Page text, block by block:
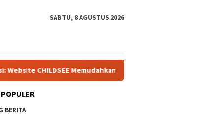
SABTU, 8 AGUSTUS 2026
Guru SD Negeri Bantargebang III dalam Identifikasi
BERITA